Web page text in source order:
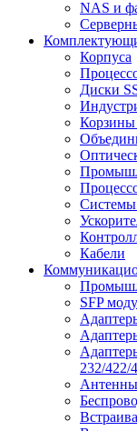
NAS и
Корпуса
Диски
Корзины
Системы
Кабели
SFP
232/422/
Антенны